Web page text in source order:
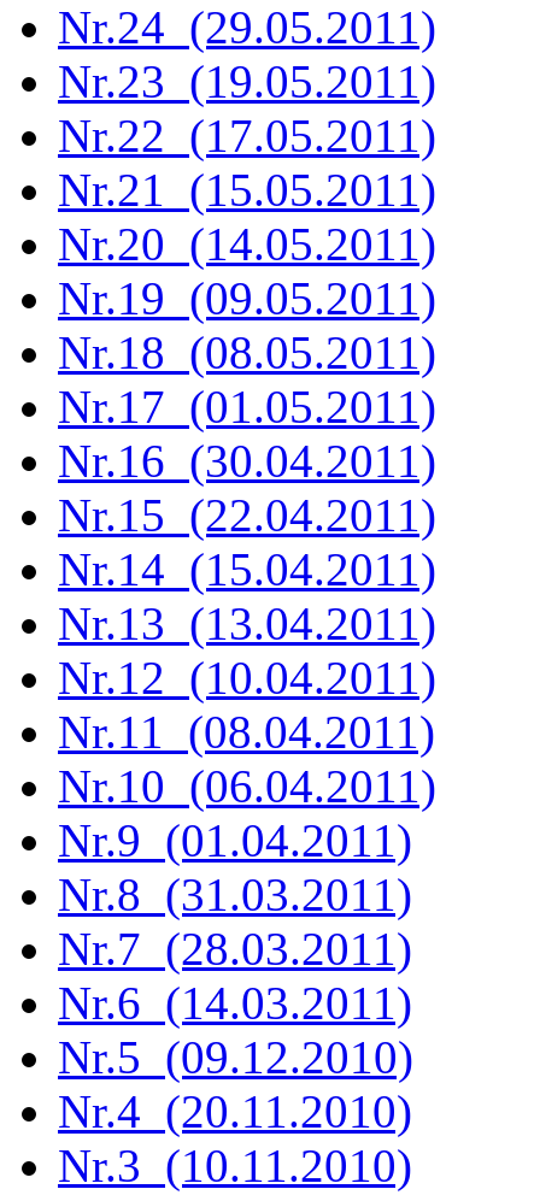
Nr.24 (29.05.2011)
Nr.23 (19.05.2011)
Nr.22 (17.05.2011)
Nr.21 (15.05.2011)
Nr.20 (14.05.2011)
Nr.19 (09.05.2011)
Nr.18 (08.05.2011)
Nr.17 (01.05.2011)
Nr.16 (30.04.2011)
Nr.15 (22.04.2011)
Nr.14 (15.04.2011)
Nr.13 (13.04.2011)
Nr.12 (10.04.2011)
Nr.11 (08.04.2011)
Nr.10 (06.04.2011)
Nr.9 (01.04.2011)
Nr.8 (31.03.2011)
Nr.7 (28.03.2011)
Nr.6 (14.03.2011)
Nr.5 (09.12.2010)
Nr.4 (20.11.2010)
Nr.3 (10.11.2010)